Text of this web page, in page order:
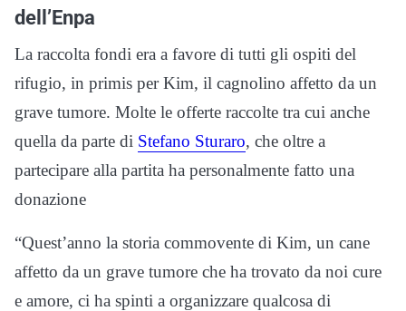
dell’Enpa
La raccolta fondi era a favore di tutti gli ospiti del
rifugio, in primis per Kim, il cagnolino affetto da un
grave tumore. Molte le offerte raccolte tra cui anche
quella da parte di Stefano Sturaro, che oltre a
partecipare alla partita ha personalmente fatto una
donazione
“Quest’anno la storia commovente di Kim, un cane
affetto da un grave tumore che ha trovato da noi cure
e amore, ci ha spinti a organizzare qualcosa di